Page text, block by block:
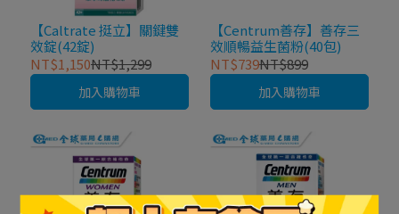
【Caltrate 挺立】關鍵雙
效錠(42錠)
NT$1,150NT$1,299
加入購物車
【Centrum善存】善存三
效順暢益生菌粉(40包)
NT$739NT$899
加入購物車